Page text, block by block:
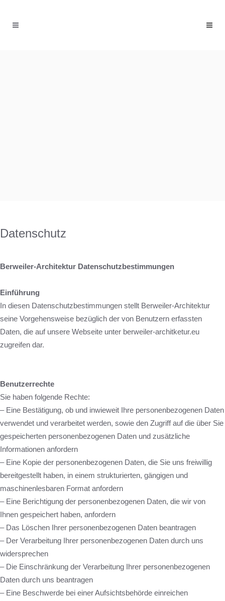
Datenschutz
Berweiler-Architektur Datenschutzbestimmungen
Einführung
In diesen Datenschutzbestimmungen stellt Berweiler-Architektur
seine Vorgehensweise bezüglich der von Benutzern erfassten
Daten, die auf unsere Webseite unter berweiler-architketur.eu
zugreifen dar.
Benutzerrechte
Sie haben folgende Rechte:
– Eine Bestätigung, ob und inwieweit Ihre personenbezogenen Daten
verwendet und verarbeitet werden, sowie den Zugriff auf die über Sie
gespeicherten personenbezogenen Daten und zusätzliche
Informationen anfordern
– Eine Kopie der personenbezogenen Daten, die Sie uns freiwillig
bereitgestellt haben, in einem strukturierten, gängigen und
maschinenlesbaren Format anfordern
– Eine Berichtigung der personenbezogenen Daten, die wir von
Ihnen gespeichert haben, anfordern
– Das Löschen Ihrer personenbezogenen Daten beantragen
– Der Verarbeitung Ihrer personenbezogenen Daten durch uns
widersprechen
– Die Einschränkung der Verarbeitung Ihrer personenbezogenen
Daten durch uns beantragen
– Eine Beschwerde bei einer Aufsichtsbehörde einreichen